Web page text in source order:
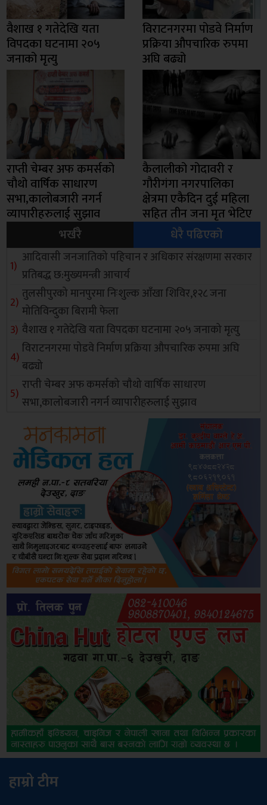
वैशाख १ गतेदेखि यता
विपदका घटनामा २०५
जनाको मृत्यु
विराटनगरमा पोडवे निर्माण
प्रक्रिया औपचारिक रुपमा
अघि बढ्यो
राप्ती चेम्बर अफ कमर्सको
चाैथो वार्षिक साधारण
सभा,कालोबजारी नगर्न
व्यापारीहरुलाई सुझाव
कैलालीको गोदावरी र
गौरीगंगा नगरपालिका
क्षेत्रमा एकैदिन दुई महिला
सहित तीन जना मृत भेटिए
भर्खरै
धेरै पढिएको
आदिवासी जनजातिको पहिचान र अधिकार संरक्षणमा सरकार
प्रतिबद्ध छ:मुख्यमन्त्री आचार्य
तुलसीपुरको मानपुरमा निःशुल्क आँखा शिविर,१२८ जना
मोतिविन्दुका बिरामी फेला
वैशाख १ गतेदेखि यता विपदका घटनामा २०५ जनाको मृत्यु
विराटनगरमा पोडवे निर्माण प्रक्रिया औपचारिक रुपमा अघि
बढ्यो
राप्ती चेम्बर अफ कमर्सको चाैथो वार्षिक साधारण
सभा,कालोबजारी नगर्न व्यापारीहरुलाई सुझाव
हाम्रो टीम